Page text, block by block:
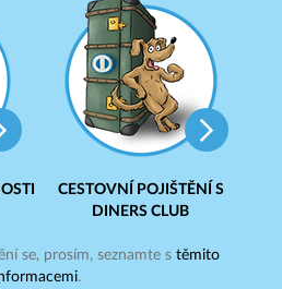
CESTOVNÍ POJIŠTĚNÍ S
DINERS CLUB
se, prosím, seznamte s těmito
.